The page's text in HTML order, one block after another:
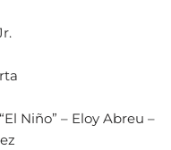
Niño” – Eloy Abreu –